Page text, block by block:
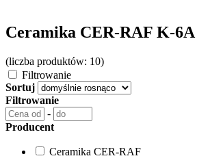
Ceramika CER-RAF K-6A
(liczba produktów: 10)
Filtrowanie
Sortuj
Filtrowanie
-
Producent
Ceramika CER-RAF